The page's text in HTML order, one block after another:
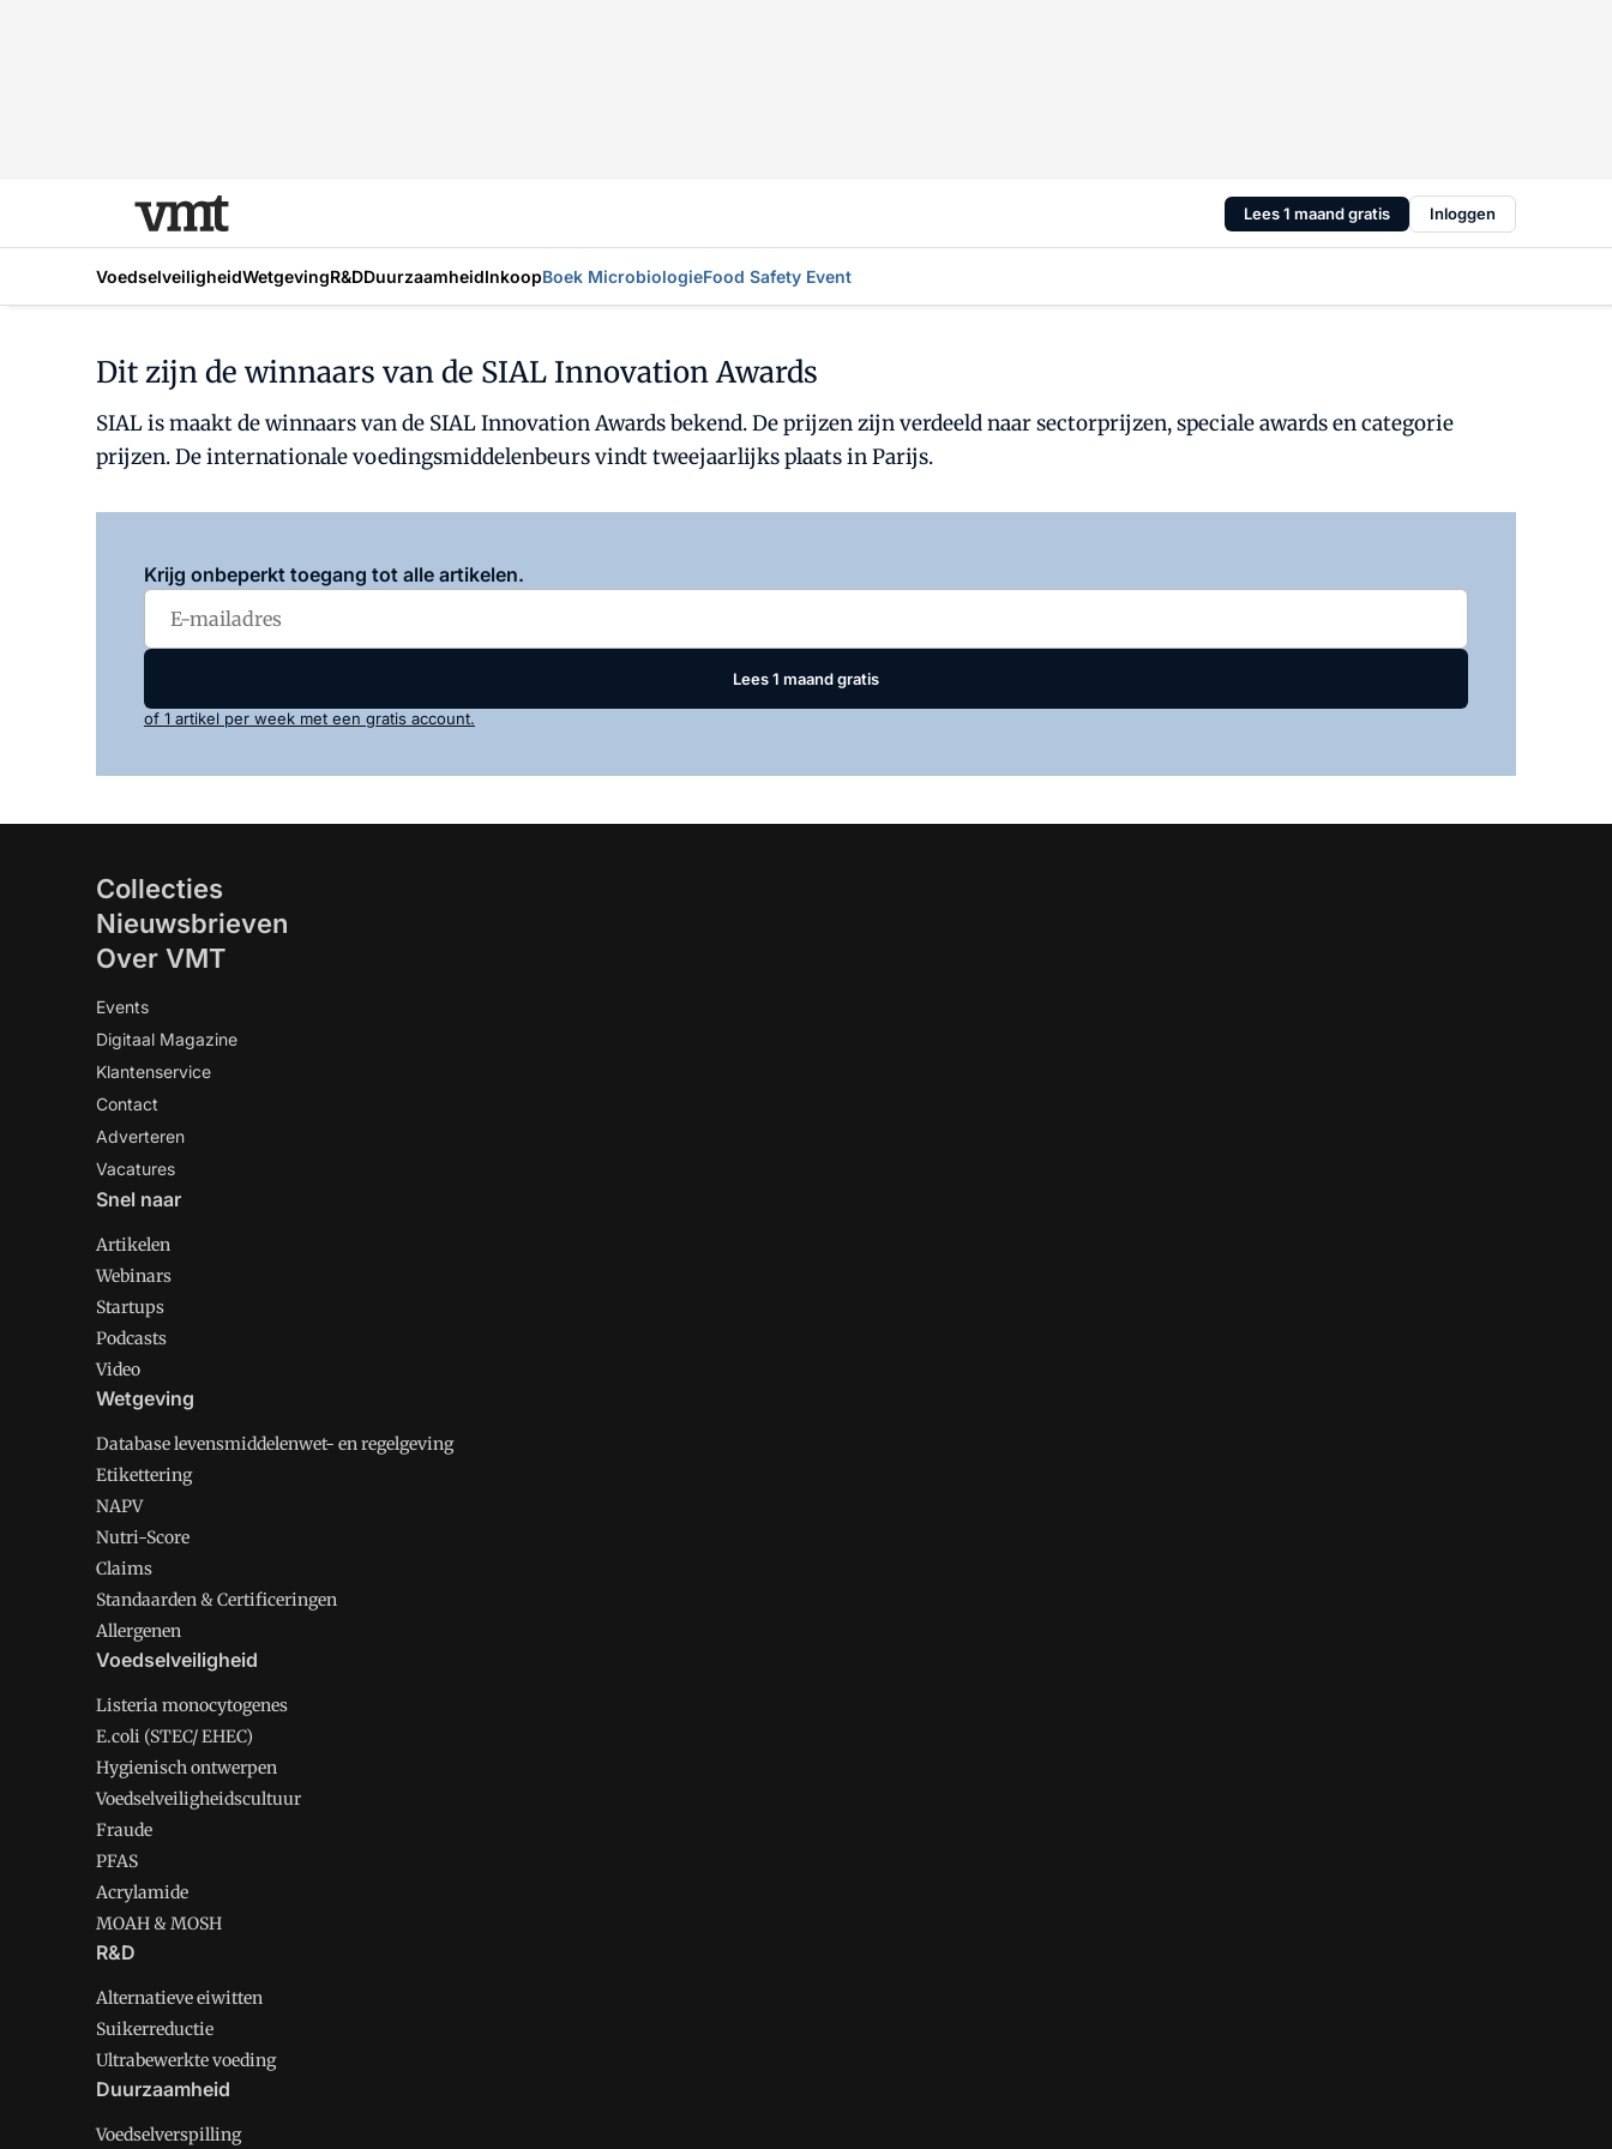
Lees 1 maand gratis Inloggen
VoedselveiligheidWetgevingR&DDuurzaamheidInkoopBoek MicrobiologieFood Safety Event
Dit zijn de winnaars van de SIAL Innovation Awards
SIAL is maakt de winnaars van de SIAL Innovation Awards bekend. De prijzen zijn verdeeld naar sectorprijzen, speciale awards en categorie
prijzen. De internationale voedingsmiddelenbeurs vindt tweejaarlijks plaats in Parijs.
Krijg onbeperkt toegang tot alle artikelen.
Lees 1 maand gratis
of 1 artikel per week met een gratis account.
Collecties
Nieuwsbrieven
Over VMT
Events
Digitaal Magazine
Klantenservice
Contact
Adverteren
Vacatures
Snel naar
Artikelen
Webinars
Startups
Podcasts
Video
Wetgeving
Database levensmiddelenwet- en regelgeving
Etikettering
NAPV
Nutri-Score
Claims
Standaarden & Certificeringen
Allergenen
Voedselveiligheid
Listeria monocytogenes
E.coli (STEC/ EHEC)
Hygienisch ontwerpen
Voedselveiligheidscultuur
Fraude
PFAS
Acrylamide
MOAH & MOSH
R&D
Alternatieve eiwitten
Suikerreductie
Ultrabewerkte voeding
Duurzaamheid
Voedselverspilling